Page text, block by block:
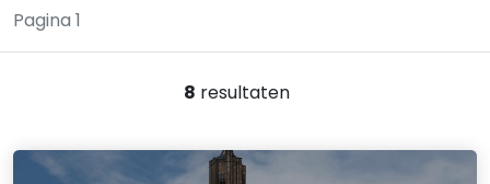
Pagina 1
8 resultaten